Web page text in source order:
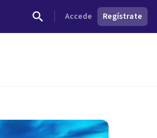
Accede Regístrate